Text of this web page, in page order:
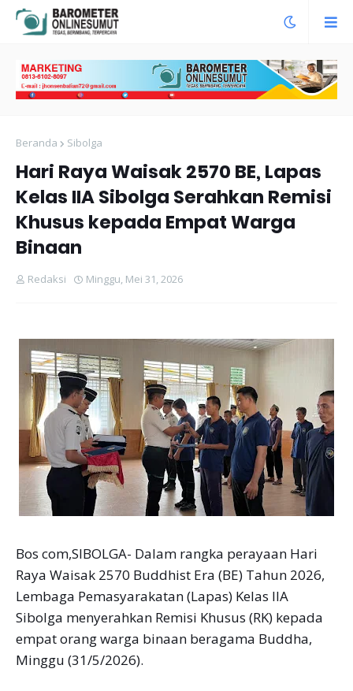
Beranda Sibolga
Hari Raya Waisak 2570 BE, Lapas
Kelas IIA Sibolga Serahkan Remisi
Khusus kepada Empat Warga
Binaan
Redaksi Minggu, Mei 31, 2026
Bos com,SIBOLGA- Dalam rangka perayaan Hari
Raya Waisak 2570 Buddhist Era (BE) Tahun 2026,
Lembaga Pemasyarakatan (Lapas) Kelas IIA
Sibolga menyerahkan Remisi Khusus (RK) kepada
empat orang warga binaan beragama Buddha,
Minggu (31/5/2026).